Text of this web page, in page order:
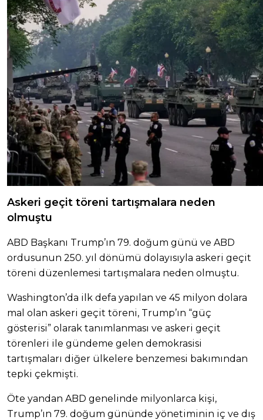
Askeri geçit töreni tartışmalara neden
olmuştu
ABD Başkanı Trump’ın 79. doğum günü ve ABD
ordusunun 250. yıl dönümü dolayısıyla askeri geçit
töreni düzenlemesi tartışmalara neden olmuştu.
Washington’da ilk defa yapılan ve 45 milyon dolara
mal olan askeri geçit töreni, Trump’ın “güç
gösterisi” olarak tanımlanması ve askeri geçit
törenleri ile gündeme gelen demokrasisi
tartışmaları diğer ülkelere benzemesi bakımından
tepki çekmişti.
Öte yandan ABD genelinde milyonlarca kişi,
Trump’ın 79. doğum gününde yönetiminin iç ve dış